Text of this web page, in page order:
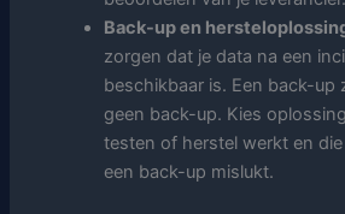
Back-up en
zorgen dat je data na een
beschikbaar is. Een back-up
geen back-up. Kies
testen of herstel werkt en
een back-up mislukt.